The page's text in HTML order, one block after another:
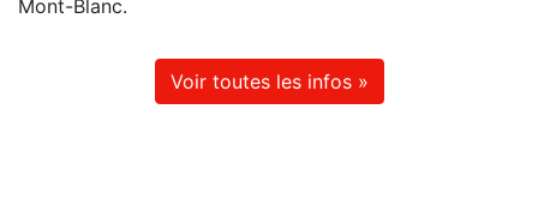
Mont-Blanc.
Voir toutes les infos »